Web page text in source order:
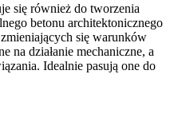
się również do tworzenia
betonu architektonicznego
się warunków
na działanie mechaniczne, a
Idealnie pasują one do